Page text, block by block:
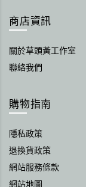
商店資訊
關於草頭黃工作室
聯絡我們
購物指南
隱私政策
退換貨政策
網站服務條款
網站地圖